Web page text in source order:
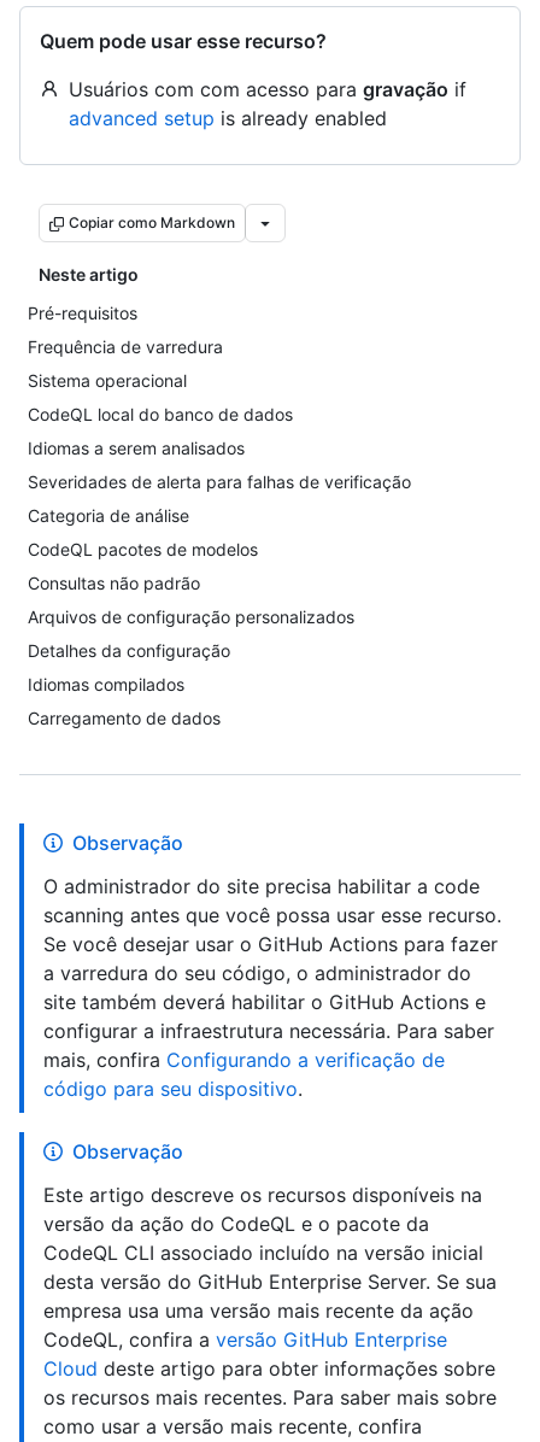
Quem pode usar esse recurso?
Usuários com com acesso para gravação if
advanced setup is already enabled
Copiar como Markdown
Neste artigo
Pré-requisitos
Frequência de varredura
Sistema operacional
CodeQL local do banco de dados
Idiomas a serem analisados
Severidades de alerta para falhas de verificação
Categoria de análise
CodeQL pacotes de modelos
Consultas não padrão
Arquivos de configuração personalizados
Detalhes da configuração
Idiomas compilados
Carregamento de dados
Observação
O administrador do site precisa habilitar a code
scanning antes que você possa usar esse recurso.
Se você desejar usar o GitHub Actions para fazer
a varredura do seu código, o administrador do
site também deverá habilitar o GitHub Actions e
configurar a infraestrutura necessária. Para saber
mais, confira Configurando a verificação de
código para seu dispositivo.
Observação
Este artigo descreve os recursos disponíveis na
versão da ação do CodeQL e o pacote da
CodeQL CLI associado incluído na versão inicial
desta versão do GitHub Enterprise Server. Se sua
empresa usa uma versão mais recente da ação
CodeQL, confira a versão GitHub Enterprise
Cloud deste artigo para obter informações sobre
os recursos mais recentes. Para saber mais sobre
como usar a versão mais recente, confira